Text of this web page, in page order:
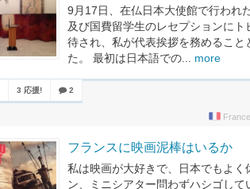
9月17日、在仏日本大使館で行われ
及び国費留学生のレセプションにト
待され、私が代表挨拶を務めること
た。 最初は日本語での... more
3 応援! 2
フランスに映画泥棒はいるか
私は映画が大好きで、日本でもよく
ン、ミニシアター問わずハシゴして
France